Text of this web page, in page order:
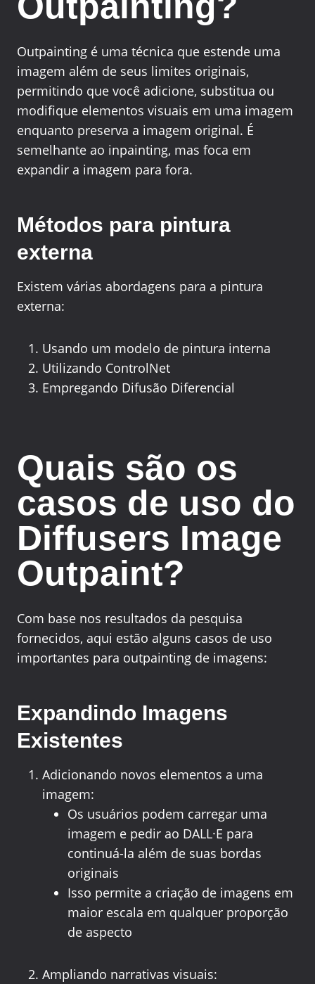
Outpainting é uma técnica que estende uma
imagem além de seus limites originais,
permitindo que você adicione, substitua ou
modifique elementos visuais em uma imagem
enquanto preserva a imagem original. É
semelhante ao inpainting, mas foca em
expandir a imagem para fora.
Métodos para pintura
externa
Existem várias abordagens para a pintura
externa:
Usando um modelo de pintura interna
Utilizando ControlNet
Empregando Difusão Diferencial
Quais são os
casos de uso do
Diffusers Image
Outpaint?
Com base nos resultados da pesquisa
fornecidos, aqui estão alguns casos de uso
importantes para outpainting de imagens:
Expandindo Imagens
Existentes
Adicionando novos elementos a uma
imagem:
Os usuários podem carregar uma
imagem e pedir ao DALL·E para
continuá-la além de suas bordas
originais
Isso permite a criação de imagens em
maior escala em qualquer proporção
de aspecto
Ampliando narrativas visuais: